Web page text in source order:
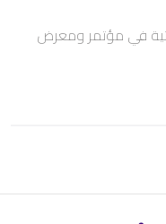
في مؤتمر ومعرض